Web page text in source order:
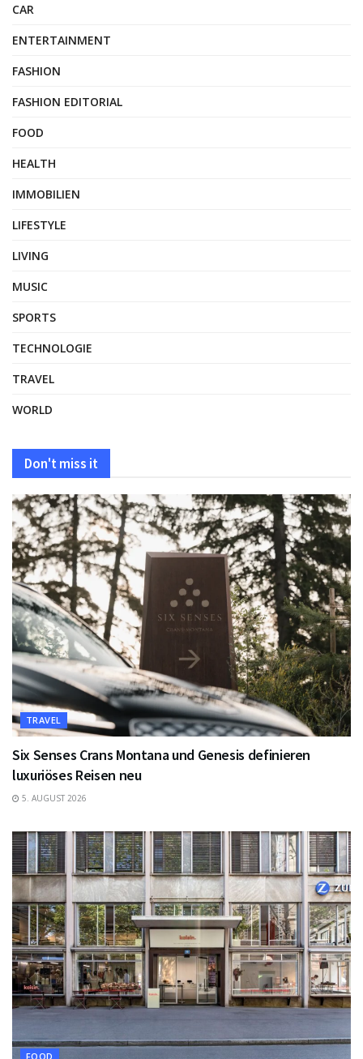
CAR
ENTERTAINMENT
FASHION
FASHION EDITORIAL
FOOD
HEALTH
IMMOBILIEN
LIFESTYLE
LIVING
MUSIC
SPORTS
TECHNOLOGIE
TRAVEL
WORLD
Don't miss it
TRAVEL
Six Senses Crans Montana und Genesis definieren
luxuriöses Reisen neu
5. AUGUST 2026
FOOD